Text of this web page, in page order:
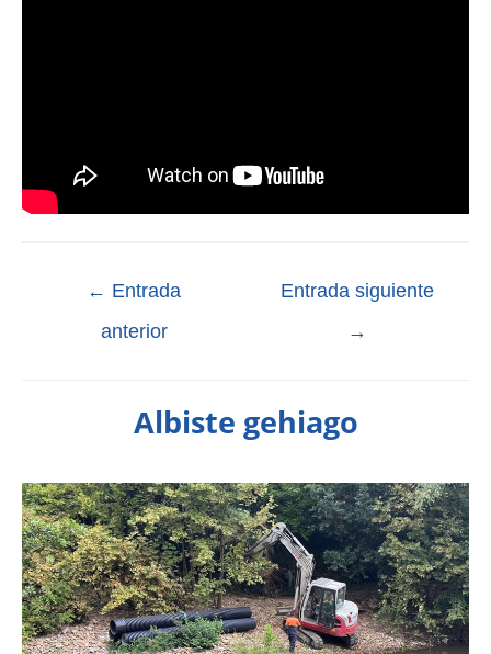
← Entrada
anterior
Entrada siguiente
→
Albiste gehiago